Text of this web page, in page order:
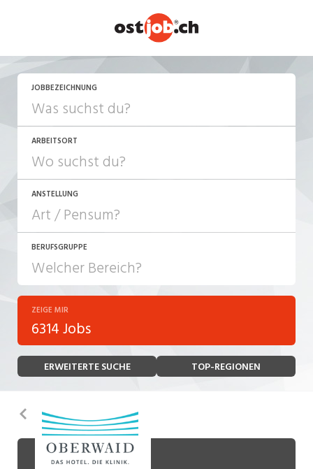
JOBBEZEICHNUNG
ARBEITSORT
ANSTELLUNG
JOB-TYP
Festanstellung
Temporär (befristet)
Freelance
Lehrstelle
BERUFSGRUPPE
Bank, Versicherung
Bau, Handwerk, Elektro
Bildung, Kunst, Design, Soziale Berufe, Sport
Consulting, Human Resources
Einkauf, Logistik, Transport, Verkehr
ZEIGE MIR
6314 Jobs
ERWEITERTE SUCHE TOP-REGIONEN
Zurück